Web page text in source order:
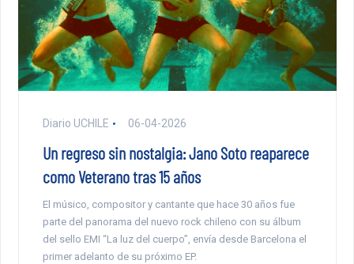
Diario UCHILE 06-04-2026
Un regreso sin nostalgia: Jano Soto reaparece
como Veterano tras 15 años
El músico, compositor y cantante que hace 30 años fue
parte del panorama del nuevo rock chileno con su álbum
del sello EMI “La luz del cuerpo”, envía desde Barcelona el
primer adelanto de su próximo EP.